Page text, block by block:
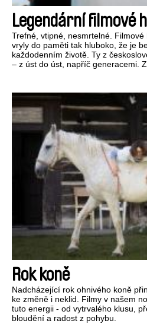
Legendární filmové
Trefné, vtipné, nesmrtelné. Filmové
vryly do paměti tak hluboko, že je
každodenním životě. Ty z
– z úst do úst, napříč generacemi.
Rok koně
Nadcházející rok ohnivého koně
ke změně i neklid. Filmy v našem
tuto energii - od vytrvalého klusu,
bloudění a radost z pohybu.